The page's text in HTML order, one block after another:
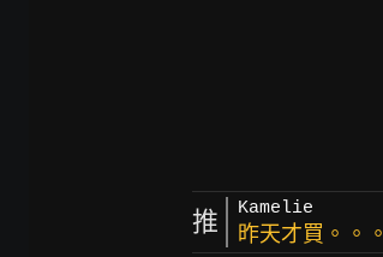
推 Kamelie
昨天才買。。。